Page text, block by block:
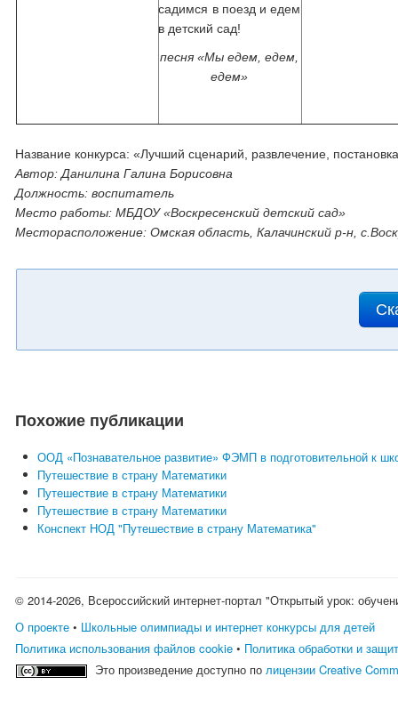
садимся в поезд и едем
в детский сад!
песня «Мы едем, едем,
едем»
Название конкурса: «Лучший сценарий, развлечение,
Автор: Данилина Галина Борисовна
Должность: воспитатель
Место работы: МБДОУ «Воскресенский детский сад»
Месторасположение: Омская область, Калачинский р-н,
Похожие публикации
ООД «Познавательное развитие» ФЭМП в подготовительной к
Путешествие в страну Математики
Путешествие в страну Математики
Путешествие в страну Математики
Конспект НОД "Путешествие в страну Математика"
© 2014-2026, Всероссийский интернет-портал "Открытый урок:
О проекте • Школьные олимпиады и интернет конкурсы для детей
Политика использования файлов cookie • Политика обработки и
Это произведение доступно полицензии Creative